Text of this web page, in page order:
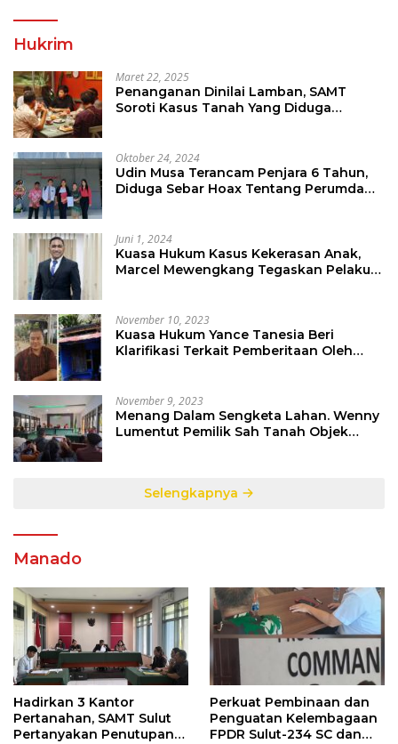
Hukrim
Maret 22, 2025
Penanganan Dinilai Lamban, SAMT
Soroti Kasus Tanah Yang Diduga
Oktober 24, 2024
Udin Musa Terancam Penjara 6 Tahun,
Diduga Sebar Hoax Tentang Perumda
Juni 1, 2024
Kuasa Hukum Kasus Kekerasan Anak,
Marcel Mewengkang Tegaskan Pelaku
November 10, 2023
Kuasa Hukum Yance Tanesia Beri
Klarifikasi Terkait Pemberitaan Oleh
November 9, 2023
Menang Dalam Sengketa Lahan. Wenny
Lumentut Pemilik Sah Tanah Objek
Selengkapnya
Manado
Hadirkan 3 Kantor
Pertanahan, SAMT Sulut
Pertanyakan Penutupan
Perkuat Pembinaan dan
Penguatan Kelembagaan
FPDR Sulut-234 SC dan